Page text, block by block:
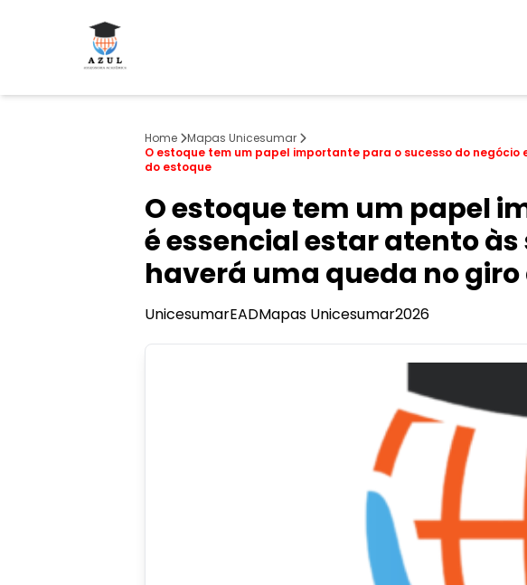
Home
Mapas Unicesumar
O estoque tem um papel importante para o sucesso do
do estoque
O estoque tem um papel
é essencial estar atento
haverá uma queda no giro
UnicesumarEADMapas Unicesumar2026